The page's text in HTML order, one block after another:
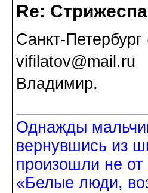
Re:
Санкт-
vifilatov@mail.ru
Владимир.
Однажды
вернувшись из
произошли не от
«Белые люди,